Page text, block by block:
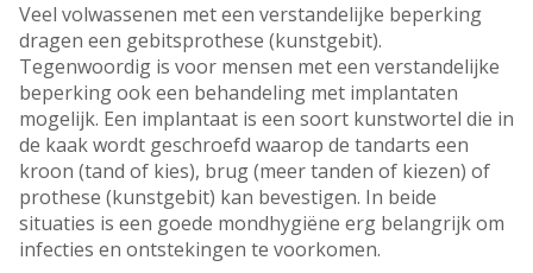
Veel volwassenen met een verstandelijke beperking
dragen een gebitsprothese (kunstgebit).
Tegenwoordig is voor mensen met een verstandelijke
beperking ook een behandeling met implantaten
mogelijk. Een implantaat is een soort kunstwortel die in
de kaak wordt geschroefd waarop de tandarts een
kroon (tand of kies), brug (meer tanden of kiezen) of
prothese (kunstgebit) kan bevestigen. In beide
situaties is een goede mondhygiëne erg belangrijk om
infecties en ontstekingen te voorkomen.